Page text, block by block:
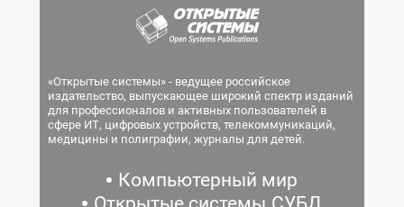
«Открытые системы» - ведущее российское
издательство, выпускающее широкий спектр изданий
для профессионалов и активных пользователей в
сфере ИТ, цифровых устройств, телекоммуникаций,
медицины и полиграфии, журналы для детей.
Компьютерный мир